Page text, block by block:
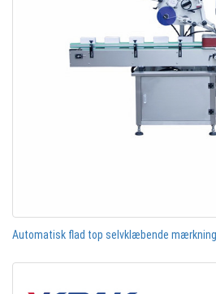
Automatisk flad top selvklæbende